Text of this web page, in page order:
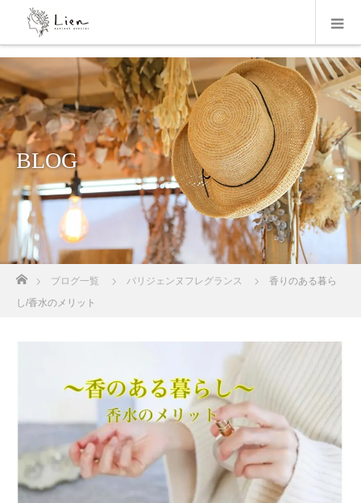
BLOG
ブログ一覧 パリジェンヌフレグランス
香りのある暮ら
し/香水のメリット